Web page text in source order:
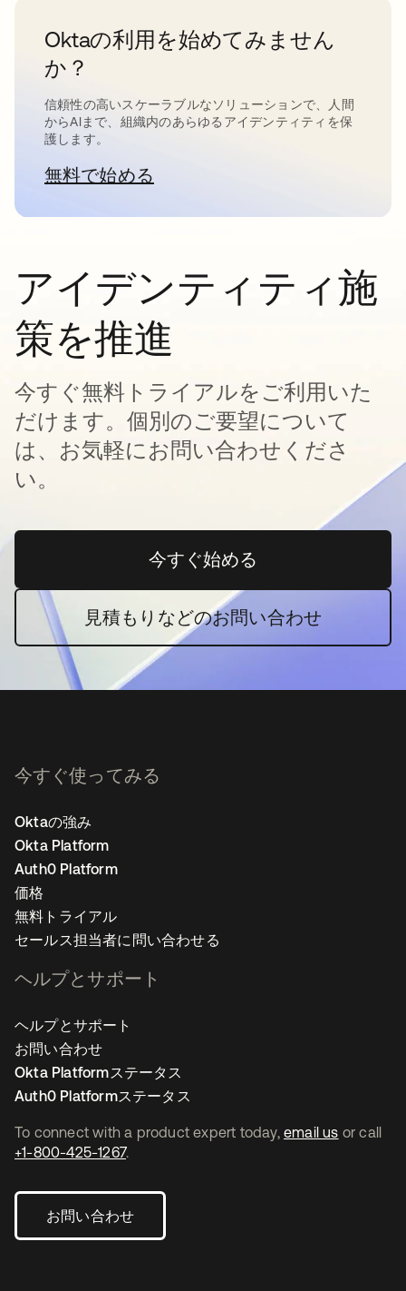
Oktaの利用を始めてみません
か？
信頼性の高いスケーラブルなソリューションで、人間
からAIまで、組織内のあらゆるアイデンティティを保
護します。
無料で始める新しいタブで開く
アイデンティティ施
策を推進
今すぐ無料トライアルをご利用いた
だけます。個別のご要望について
は、お気軽にお問い合わせくださ
い。
今すぐ始める新しいタブで開く
見積もりなどのお問い合わせ
To connect with a product expert today, email us or call
+1-800-425-1267.
お問い合わせ
今すぐ使ってみる
Oktaの強み
Okta Platform
Auth0 Platform
価格
無料トライアル
セールス担当者に問い合わせる
ヘルプとサポート
ヘルプとサポート
お問い合わせ
Okta Platformステータス
Auth0 Platformステータス